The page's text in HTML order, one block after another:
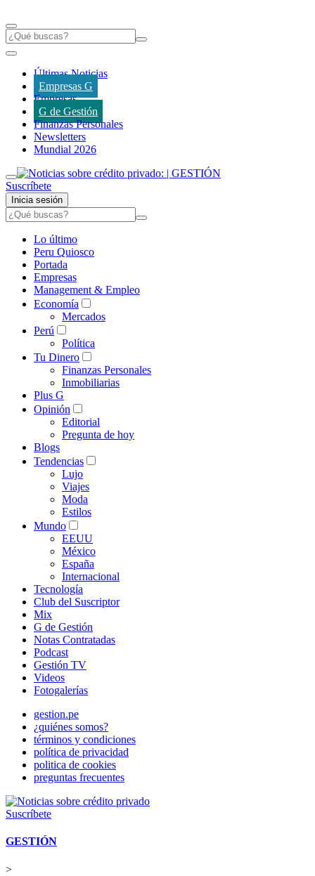
Últimas Noticias
Empresas G
Empresas
G de Gestión
Finanzas Personales
Newsletters
Mundial 2026
Suscríbete
Inicia sesión
Lo último
Peru Quiosco
Portada
Empresas
Management & Empleo
Economía
Mercados
Perú
Política
Tu Dinero
Finanzas Personales
Inmobiliarias
Plus G
Opinión
Editorial
Pregunta de hoy
Blogs
Tendencias
Lujo
Viajes
Moda
Estilos
Mundo
EEUU
México
España
Internacional
Tecnología
Club del Suscriptor
Mix
G de Gestión
Notas Contratadas
Podcast
Gestión TV
Videos
Fotogalerías
gestion.pe
¿quiénes somos?
términos y condiciones
política de privacidad
politica de cookies
preguntas frecuentes
Suscríbete
GESTIÓN
>